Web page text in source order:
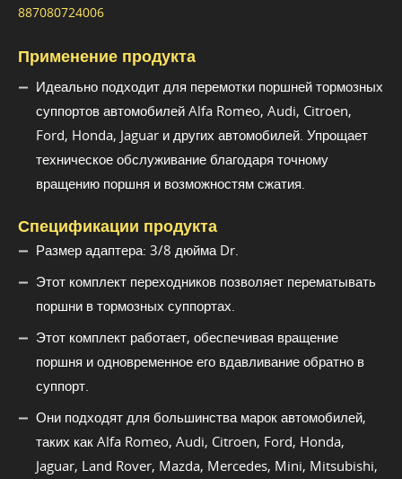
887080724006
Применение продукта
Идеально подходит для перемотки поршней тормозных
суппортов автомобилей Alfa Romeo, Audi, Citroen,
Ford, Honda, Jaguar и других автомобилей. Упрощает
техническое обслуживание благодаря точному
вращению поршня и возможностям сжатия.
Спецификации продукта
Размер адаптера: 3/8 дюйма Dr.
Этот комплект переходников позволяет перематывать
поршни в тормозных суппортах.
Этот комплект работает, обеспечивая вращение
поршня и одновременное его вдавливание обратно в
суппорт.
Они подходят для большинства марок автомобилей,
таких как Alfa Romeo, Audi, Citroen, Ford, Honda,
Jaguar, Land Rover, Mazda, Mercedes, Mini, Mitsubishi,